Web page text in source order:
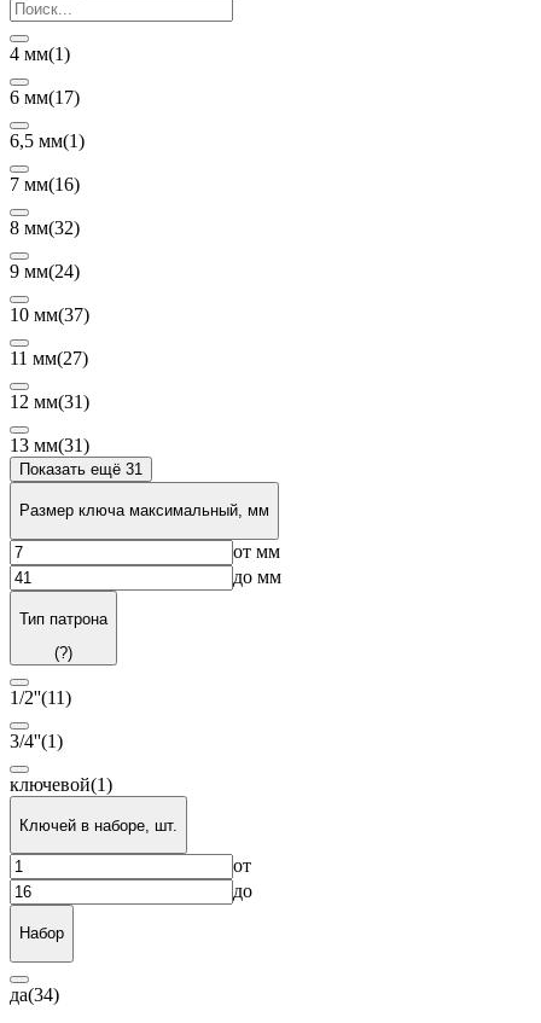
4 мм(1)
6 мм(17)
6,5 мм(1)
7 мм(16)
8 мм(32)
9 мм(24)
10 мм(37)
11 мм(27)
12 мм(31)
13 мм(31)
Показать ещё 31
Размер ключа максимальный, мм
от мм
до мм
Тип патрона
(?)
1/2''(11)
3/4''(1)
ключевой(1)
Ключей в наборе, шт.
от
до
Набор
да(34)